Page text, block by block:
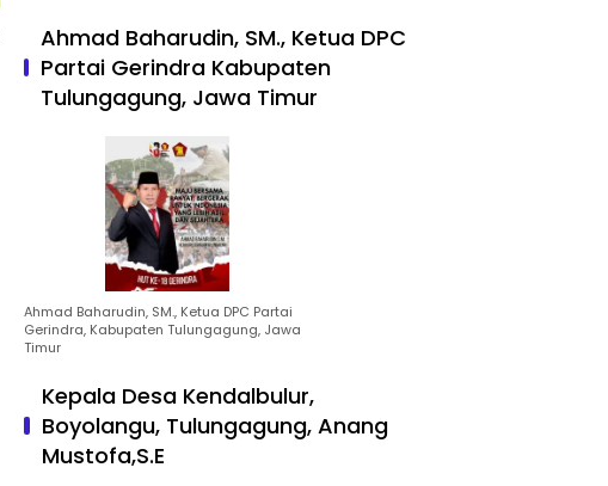
Ahmad Baharudin, SM., Ketua DPC
Partai Gerindra Kabupaten
Tulungagung, Jawa Timur
Ahmad Baharudin, SM., Ketua DPC Partai
Gerindra, Kabupaten Tulungagung, Jawa
Timur
Kepala Desa Kendalbulur,
Boyolangu, Tulungagung, Anang
Mustofa,S.E